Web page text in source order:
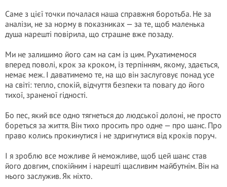
Саме з цієї точки почалася наша справжня боротьба. Не за
аналізи, не за норму в показниках — за те, щоб маленька
душа нарешті повірила, що страшне вже позаду.
Ми не залишимо його сам на сам із цим. Рухатимемося
вперед поволі, крок за кроком, із терпінням, якому, здається,
немає меж. І даватимемо те, на що він заслуговує понад усе
на світі: тепло, спокій, відчуття безпеки та повагу до його
тихої, зраненої гідності.
Бо пес, який все одно тягнеться до людської долоні, не просто
бореться за життя. Він тихо просить про одне — про шанс. Про
право колись прокинутися і не здригнутися від кроків поруч.
І я зроблю все можливе й неможливе, щоб цей шанс став
його довгим, спокійним і нарешті щасливим майбутнім. Він на
нього заслужив. Як ніхто.